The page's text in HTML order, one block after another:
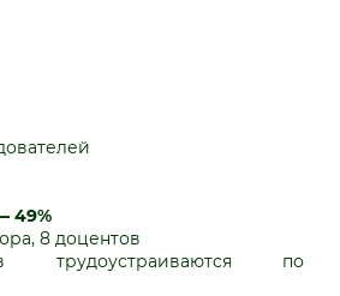
49%
8 доцентов
трудоустраиваются по